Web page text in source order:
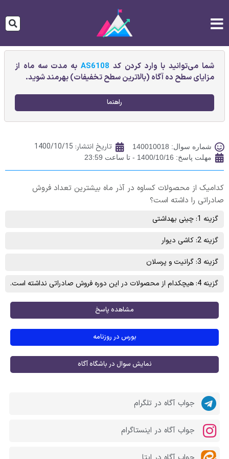
شما می‌توانید با وارد کردن کد AS6108به مدت سه ماه از
مزایای سطح ده آگاه (بالاترین سطح تخفیفات) بهرمند شوید.
راهنما
شماره سوال: 140010018 تاریخ انتشار: 1400/10/15
مهلت پاسخ: 1400/10/16 - تا ساعت 23:59
کدامیک از محصولات کساوه در آذر ماه بیشترین تعداد فروش
صادراتی را داشته است؟
گزینه 1: چينی بهداشتی
گزینه 2: کاشی ديوار
گزینه 3: گرانيت و پرسلان
گزینه 4: هیچکدام از محصولات در این دوره فروش صادراتی نداشته است.
مشاهده پاسخ
بورس در روزنامه
نمایش سوال در باشگاه آگاه
جواب آگاه در تلگرام
جواب آگاه در اینستاگرام